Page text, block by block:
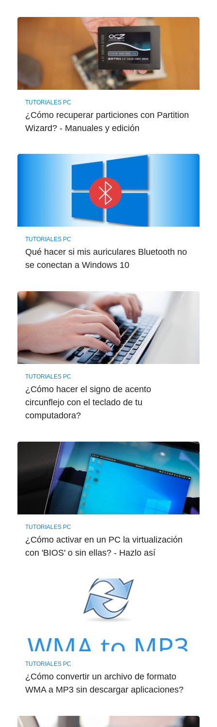
TUTORIALES PC
¿Cómo recuperar particiones con Partition
Wizard? - Manuales y edición
TUTORIALES PC
Qué hacer si mis auriculares Bluetooth no
se conectan a Windows 10
TUTORIALES PC
¿Cómo hacer el signo de acento
circunflejo con el teclado de tu
computadora?
TUTORIALES PC
¿Cómo activar en un PC la virtualización
con 'BIOS' o sin ellas? - Hazlo así
TUTORIALES PC
¿Cómo convertir un archivo de formato
WMA a MP3 sin descargar aplicaciones?